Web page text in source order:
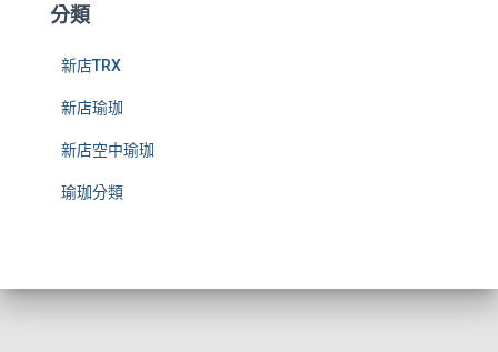
分類
新店TRX
新店瑜珈
新店空中瑜珈
瑜珈分類